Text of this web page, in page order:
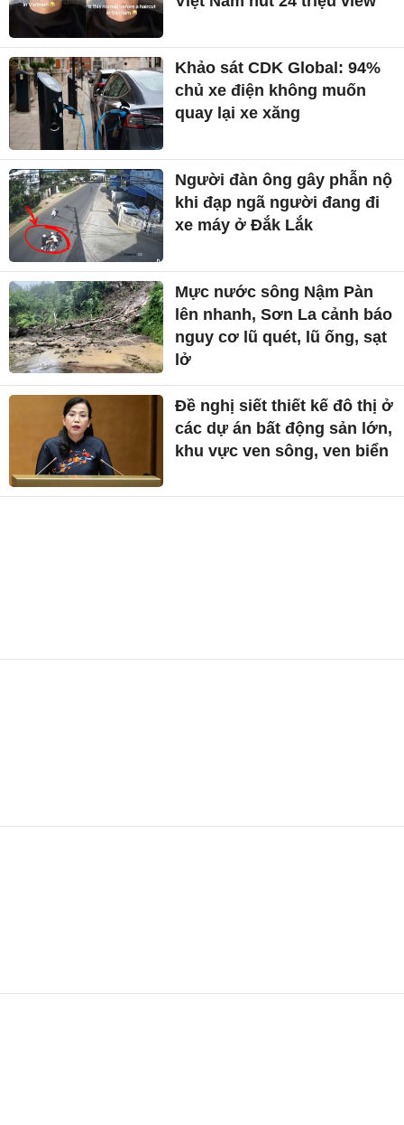
Khảo sát CDK Global: 94%
chủ xe điện không muốn
quay lại xe xăng
Người đàn ông gây phẫn nộ
khi đạp ngã người đang đi
xe máy ở Đắk Lắk
Mực nước sông Nậm Pàn
lên nhanh, Sơn La cảnh báo
nguy cơ lũ quét, lũ ống, sạt
lở
Đề nghị siết thiết kế đô thị ở
các dự án bất động sản lớn,
khu vực ven sông, ven biển